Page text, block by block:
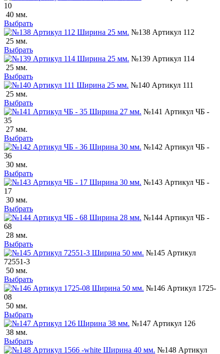
10
40 мм.
Выбрать
№138 Артикул 112
25 мм.
Выбрать
№139 Артикул 114
25 мм.
Выбрать
№140 Артикул 111
25 мм.
Выбрать
№141 Артикул ЧБ -
35
27 мм.
Выбрать
№142 Артикул ЧБ -
36
30 мм.
Выбрать
№143 Артикул ЧБ -
17
30 мм.
Выбрать
№144 Артикул ЧБ -
68
28 мм.
Выбрать
№145 Артикул
72551-3
50 мм.
Выбрать
№146 Артикул 1725-
08
50 мм.
Выбрать
№147 Артикул 126
38 мм.
Выбрать
№148 Артикул